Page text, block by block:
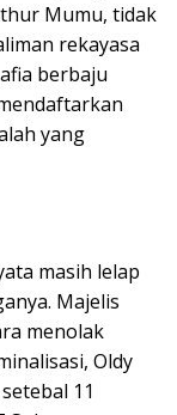
Mumu, tidak
rekayasa
berbaju
yang
masih lelap
Majelis
menolak
Oldy
11